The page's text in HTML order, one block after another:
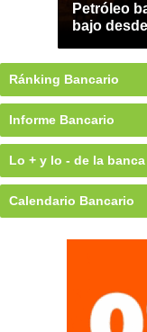
Petróleo
bajo
Ránking Bancario
Informe Bancario
Lo + y lo - de la banca
Calendario Bancario